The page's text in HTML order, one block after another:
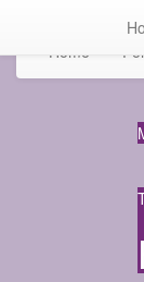
Home